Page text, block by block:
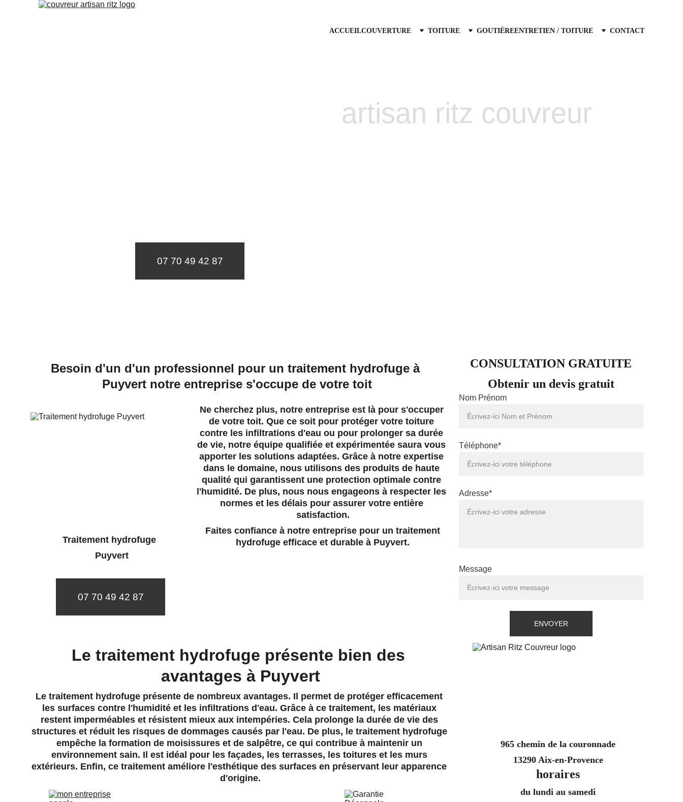
ACCUEILCOUVERTURE TOITURE GOUTIÈREENTRETIEN / TOITURE CONTACT
artisan ritz couvreur
07 70 49 42 87
Nom Prénom
Téléphone*
Adresse*
Message
ENVOYER
Besoin d'un d'un professionnel pour un traitement hydrofuge à
Puyvert notre entreprise s'occupe de votre toit
07 70 49 42 87
Ne cherchez plus, notre entreprise est là pour s'occuper
de votre toit. Que ce soit pour protéger votre toiture
contre les infiltrations d'eau ou pour prolonger sa durée
de vie, notre équipe qualifiée et expérimentée saura vous
apporter les solutions adaptées. Grâce à notre expertise
dans le domaine, nous utilisons des produits de haute
qualité qui garantissent une protection optimale contre
l'humidité. De plus, nous nous engageons à respecter les
normes et les délais pour assurer votre entière
satisfaction.
hydrofuge efficace et durable à Puyvert.
Traitement hydrofuge
Puyvert
CONSULTATION GRATUITE
Obtenir un devis gratuit
965 chemin de la couronnade
13290 Aix-en-Provence
horaires
du lundi au samedi
Le traitement hydrofuge présente bien des
avantages à Puyvert
Le traitement hydrofuge présente de nombreux avantages. Il permet de protéger efficacement
les surfaces contre l'humidité et les infiltrations d'eau. Grâce à ce traitement, les matériaux
restent imperméables et résistent mieux aux intempéries. Cela prolonge la durée de vie des
structures et réduit les risques de dommages causés par l'eau. De plus, le traitement hydrofuge
empêche la formation de moisissures et de salpêtre, ce qui contribue à maintenir un
environnement sain. Il est idéal pour les façades, les terrasses, les toitures et les murs
extérieurs. Enfin, ce traitement améliore l'esthétique des surfaces en préservant leur apparence
d'origine.